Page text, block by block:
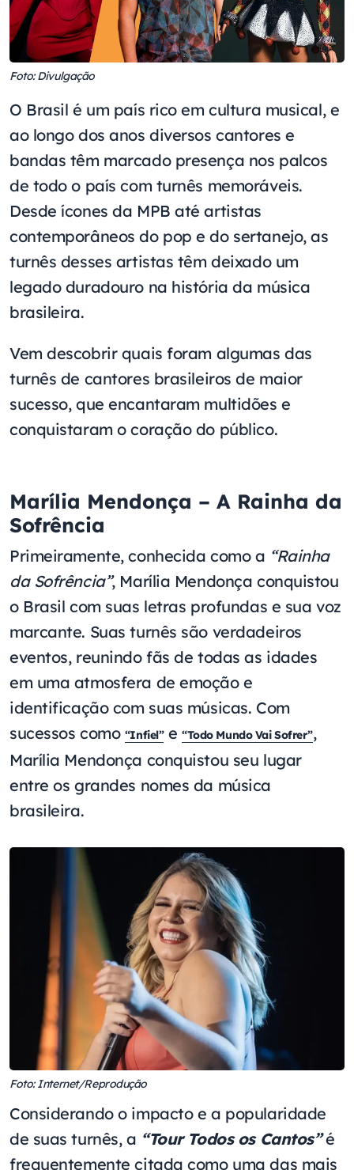
Foto: Divulgação
O Brasil é um país rico em cultura musical, e
ao longo dos anos diversos cantores e
bandas têm marcado presença nos palcos
de todo o país com turnês memoráveis.
Desde ícones da MPB até artistas
contemporâneos do pop e do sertanejo, as
turnês desses artistas têm deixado um
legado duradouro na história da música
brasileira.
Vem descobrir quais foram algumas das
turnês de cantores brasileiros de maior
sucesso, que encantaram multidões e
conquistaram o coração do público.
Marília Mendonça – A Rainha da
Sofrência
Primeiramente, conhecida como a “Rainha
da Sofrência”, Marília Mendonça conquistou
o Brasil com suas letras profundas e sua voz
marcante. Suas turnês são verdadeiros
eventos, reunindo fãs de todas as idades
em uma atmosfera de emoção e
identificação com suas músicas. Com
sucessos como “Infiel”e“Todo Mundo Vai Sofrer”,
Marília Mendonça conquistou seu lugar
entre os grandes nomes da música
brasileira.
Foto: Internet/Reprodução
Considerando o impacto e a popularidade
de suas turnês, a “Tour Todos os Cantos”é
frequentemente citada como uma das mais